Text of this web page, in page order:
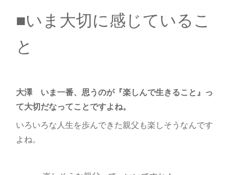
■いま大切に感じているこ
と
大澤 いま一番、思うのが『楽しんで生きること』っ
て大切だなってことですよね。
いろいろな人生を歩んできた親父も楽しそうなんです
よね。